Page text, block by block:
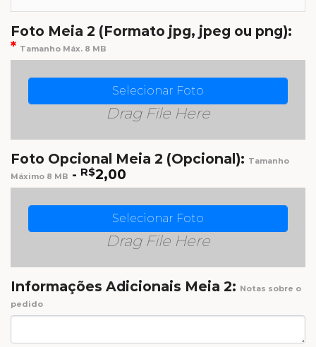
Foto Meia 2 (Formato jpg, jpeg ou png):
* Tamanho Máx. 8 MB
Selecionar Foto
Drag File Here
Foto Opcional Meia 2 (Opcional): Tamanho
Máximo 8 MB - R$2,00
Selecionar Foto
Drag File Here
Informações Adicionais Meia 2: Notas sobre o
pedido